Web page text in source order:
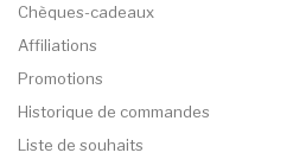
Chèques-cadeaux
Affiliations
Promotions
Historique de commandes
Liste de souhaits